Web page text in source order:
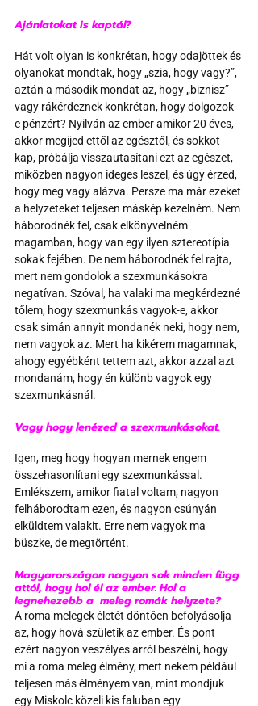
Ajánlatokat is kaptál?
Hát volt olyan is konkrétan, hogy odajöttek és
olyanokat mondtak, hogy „szia, hogy vagy?”,
aztán a második mondat az, hogy „biznisz”
vagy rákérdeznek konkrétan, hogy dolgozok-
e pénzért? Nyilván az ember amikor 20 éves,
akkor megijed ettől az egésztől, és sokkot
kap, próbálja visszautasítani ezt az egészet,
miközben nagyon ideges leszel, és úgy érzed,
hogy meg vagy alázva. Persze ma már ezeket
a helyzeteket teljesen máskép kezelném. Nem
háborodnék fel, csak elkönyvelném
magamban, hogy van egy ilyen sztereotípia
sokak fejében. De nem háborodnék fel rajta,
mert nem gondolok a szexmunkásokra
negatívan. Szóval, ha valaki ma megkérdezné
tőlem, hogy szexmunkás vagyok-e, akkor
csak simán annyit mondanék neki, hogy nem,
nem vagyok az. Mert ha kikérem magamnak,
ahogy egyébként tettem azt, akkor azzal azt
mondanám, hogy én különb vagyok egy
szexmunkásnál.
Vagy hogy lenézed a szexmunkásokat.
Igen, meg hogy hogyan mernek engem
összehasonlítani egy szexmunkással.
Emlékszem, amikor fiatal voltam, nagyon
felháborodtam ezen, és nagyon csúnyán
elküldtem valakit. Erre nem vagyok ma
büszke, de megtörtént.
Magyarországon nagyon sok minden függ
attól, hogy hol él az ember. Hol a
legnehezebb a  meleg romák helyzete?
A roma melegek életét döntően befolyásolja
az, hogy hová születik az ember. És pont
ezért nagyon veszélyes arról beszélni, hogy
mi a roma meleg élmény, mert nekem például
teljesen más élményem van, mint mondjuk
egy Miskolc közeli kis faluban egy